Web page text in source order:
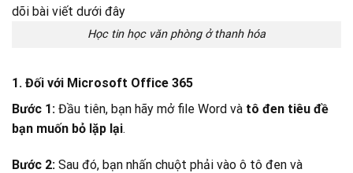
Học tin học văn phòng ở thanh hóa
1. Đối với Microsoft Office 365
Bước 1: Đầu tiên, bạn hãy mở file Word và tô đen tiêu đề
bạn muốn bỏ lặp lại.
Bước 2: Sau đó, bạn nhấn chuột phải vào ô tô đen và